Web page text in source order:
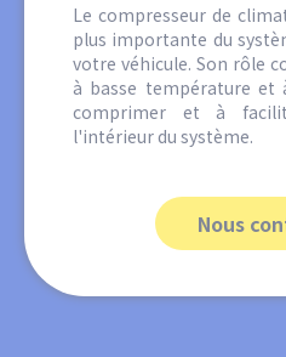
Le compresseur de
plus importante du
votre véhicule. Son rôle
à basse température et
comprimer et à
l'intérieur du système.
Nous